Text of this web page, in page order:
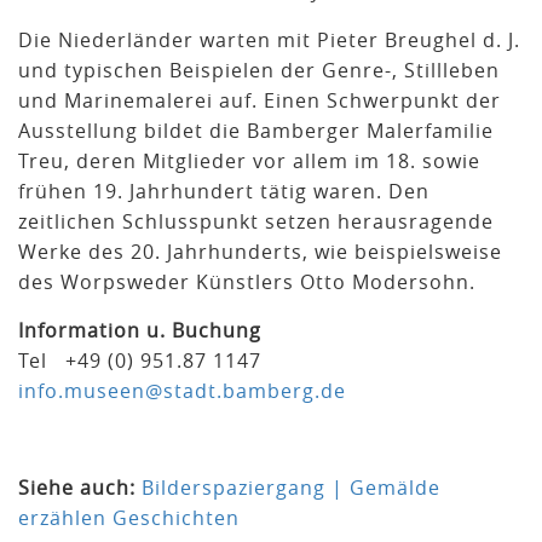
Die Niederländer warten mit Pieter Breughel d. J.
und typischen Beispielen der Genre-, Stillleben
und Marinemalerei auf. Einen Schwerpunkt der
Ausstellung bildet die Bamberger Malerfamilie
Treu, deren Mitglieder vor allem im 18. sowie
frühen 19. Jahrhundert tätig waren. Den
zeitlichen Schlusspunkt setzen herausragende
Werke des 20. Jahrhunderts, wie beispielsweise
des Worpsweder Künstlers Otto Modersohn.
Information u. Buchung
Tel +49 (0) 951.87 1147
info.museen@stadt.bamberg.de
Siehe auch: Bilderspaziergang | Gemälde
erzählen Geschichten